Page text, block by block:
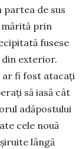
partea de sus
mărită prin
fusese
exterior.
ar fi fost atacaţi
să iasă cât
adăpos­tului
cele nouă
lângă